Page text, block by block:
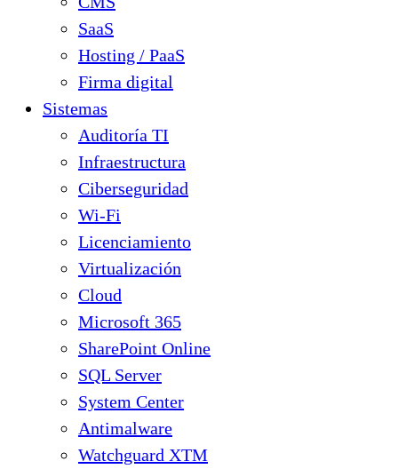
SaaS
Hosting / PaaS
Firma digital
Sistemas
Auditoría TI
Infraestructura
Ciberseguridad
Wi-Fi
Licenciamiento
Virtualización
Cloud
Microsoft 365
SharePoint Online
SQL Server
System Center
Antimalware
Watchguard XTM